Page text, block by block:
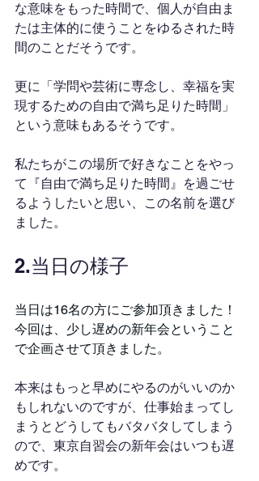
な意味をもった時間で、個人が自由ま
たは主体的に使うことをゆるされた時
間のことだそうです。
更に「学問や芸術に専念し、幸福を実
現するための自由で満ち足りた時間」
という意味もあるそうです。
私たちがこの場所で好きなことをやっ
て『自由で満ち足りた時間』を過ごせ
るようしたいと思い、この名前を選び
ました。
2.当日の様子
当日は16名の方にご参加頂きました！
今回は、少し遅めの新年会ということ
で企画させて頂きました。
本来はもっと早めにやるのがいいのか
もしれないのですが、仕事始まってし
まうとどうしてもバタバタしてしまう
ので、東京自習会の新年会はいつも遅
めです。